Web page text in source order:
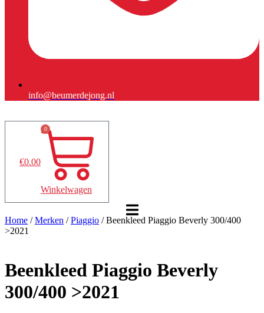
info@beumerdejong.nl
€0.00
0
Winkelwagen
Home /Merken /Piaggio / Beenkleed Piaggio Beverly 300/400
>2021
Beenkleed Piaggio Beverly
300/400 >2021